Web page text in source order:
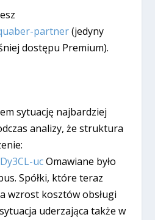
partner(jedyny
dostępu Premium).
sytuację najbardziej
analizy, że struktura
ucOmawiane było
Spółki, które teraz
wzrost kosztów obsługi
uderzająca także w